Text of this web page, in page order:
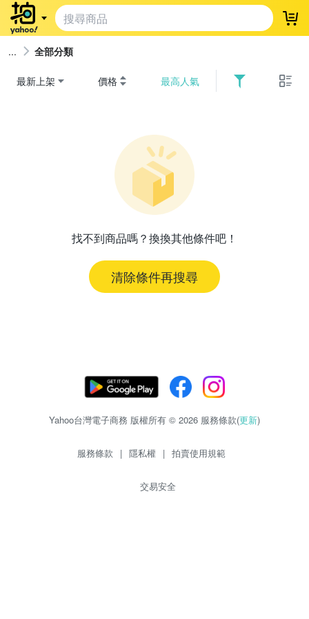
登
全部分類
最新上架 價格 最高人氣
找不到商品嗎？換換其他條件吧！
清除條件再搜尋
Yahoo台灣電子商務 版權所有 © 2026 服務條款(更新)
服務條款 | 隱私權 | 拍賣使用規範
交易安全